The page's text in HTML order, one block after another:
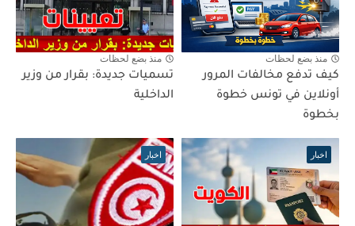
منذ بضع لحظات
كيف تدفع مخالفات المرور
أونلاين في تونس خطوة
بخطوة
منذ بضع لحظات
تسميات جديدة: بقرار من وزير
الداخلية
اخبار اخبار